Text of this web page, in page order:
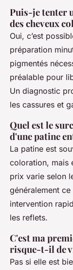
Puis-je tenter
des cheveux
Oui, c’est
préparation
pigmentés
préalable pour
Un diagnostic
les cassures et
Quel est le
d'une patine
La patine est
coloration, mais
prix varie selon
généralement
intervention
les reflets.
C'est ma
risque-t-il de
Pas si elle est